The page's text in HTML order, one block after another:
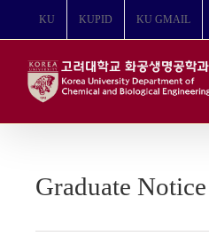
뛰
KU KUPID KU GMAIL
Graduate Notice